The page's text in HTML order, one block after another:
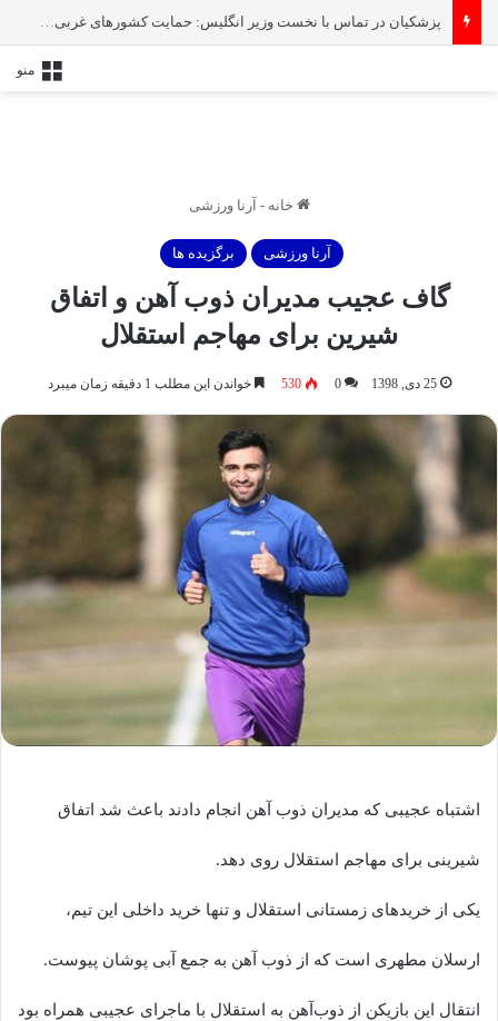
پزشکیان در تماس با نخست‌ وزیر انگلیس: حمایت کشور‌های غربی از رژیم صهیونیستی امنیت منطقه و جهان را به خطر انداخته است
منو
خانه - آرنا ورزشی
آرنا ورزشی برگزیده ها
گاف عجیب مدیران ذوب آهن و اتفاق
شیرین برای مهاجم استقلال
25 دی, 1398 0
530 خواندن این مطلب 1 دقیقه زمان میبرد
اشتباه عجیبی که مدیران ذوب آهن انجام دادند باعث شد اتفاق
شیرینی برای مهاجم استقلال روی دهد.
یکی از خریدهای زمستانی استقلال و تنها خرید داخلی این تیم،
ارسلان مطهری است که از ذوب آهن به جمع آبی پوشان پیوست.
انتقال این بازیکن از ذوب‌آهن به استقلال با ماجرای عجیبی همراه بود